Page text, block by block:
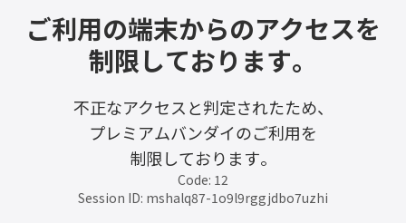
ご利用の端末からのアクセスを
制限しております。
不正なアクセスと判定されたため、
プレミアムバンダイのご利用を
制限しております。
Code: 12
Session ID: mshalq87-1o9l9rggjdbo7uzhi